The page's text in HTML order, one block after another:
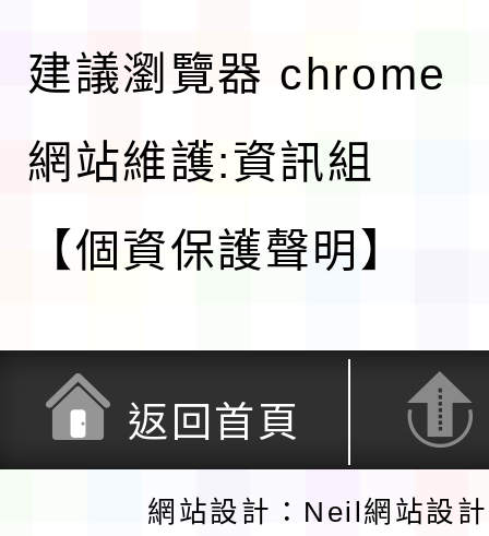
建議瀏覽器 chrome
網站維護:資訊組
【個資保護聲明】
返回首頁
網站設計：Neil網站設